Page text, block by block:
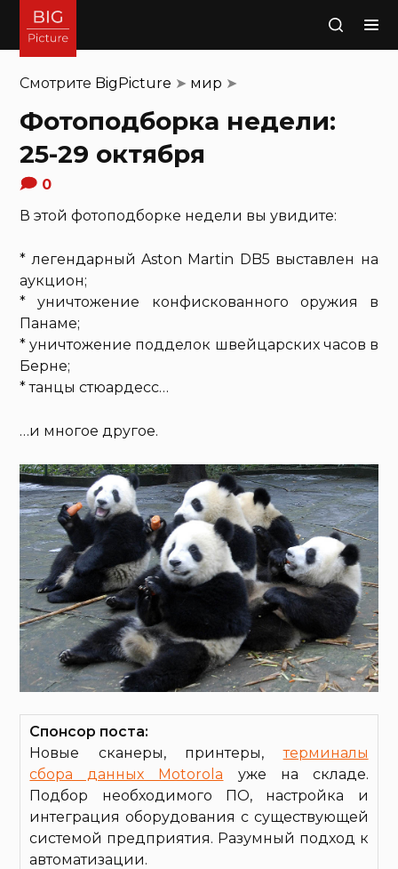
Поиск
Смотрите BigPicture ➤ мир ➤
Фотоподборка недели:
25-29 октября
0
В этой фотоподборке недели вы увидите:
* легендарный Aston Martin DB5 выставлен на
аукцион;
* уничтожение конфискованного оружия в
Панаме;
* уничтожение подделок швейцарских часов в
Берне;
* танцы стюардесс…
…и многое другое.
Спонсор поста:
Новые сканеры, принтеры,терминалы
сбора данных Motorola уже на складе.
Подбор необходимого ПО, настройка и
интеграция оборудования с существующей
системой предприятия. Разумный подход к
автоматизации.